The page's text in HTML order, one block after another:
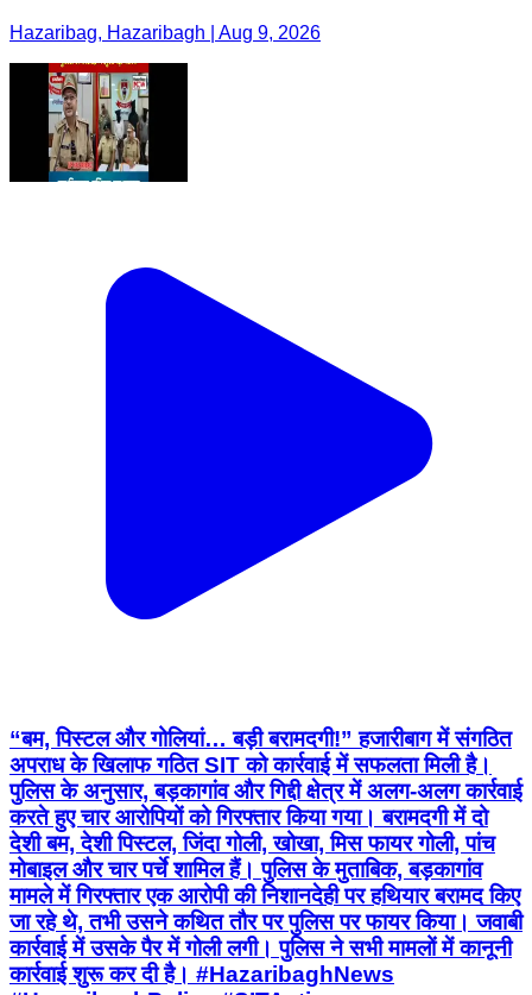
Hazaribag, Hazaribagh | Aug 9, 2026
“बम, पिस्टल और गोलियां… बड़ी बरामदगी!” हजारीबाग में संगठित
अपराध के खिलाफ गठित SIT को कार्रवाई में सफलता मिली है।
पुलिस के अनुसार, बड़कागांव और गिद्दी क्षेत्र में अलग-अलग कार्रवाई
करते हुए चार आरोपियों को गिरफ्तार किया गया। बरामदगी में दो
देशी बम, देशी पिस्टल, जिंदा गोली, खोखा, मिस फायर गोली, पांच
मोबाइल और चार पर्चे शामिल हैं। पुलिस के मुताबिक, बड़कागांव
मामले में गिरफ्तार एक आरोपी की निशानदेही पर हथियार बरामद किए
जा रहे थे, तभी उसने कथित तौर पर पुलिस पर फायर किया। जवाबी
कार्रवाई में उसके पैर में गोली लगी। पुलिस ने सभी मामलों में कानूनी
कार्रवाई शुरू कर दी है। #HazaribaghNews